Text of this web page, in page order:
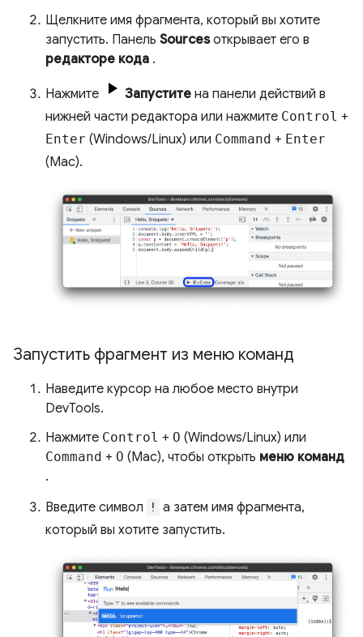
Щелкните имя фрагмента, который вы хотите
запустить. Панель Sourcesоткрывает его в
редакторе кода .
Нажмите Запустите на панели действий в
нижней части редактора или нажмите Control +
Enter (Windows/Linux) или Command + Enter
(Mac).
Запустить фрагмент из меню команд
Наведите курсор на любое место внутри
DevTools.
Нажмите Control + O (Windows/Linux) или
Command + O (Mac), чтобы открыть меню команд
.
Введите символ
! а затем имя фрагмента,
который вы хотите запустить.